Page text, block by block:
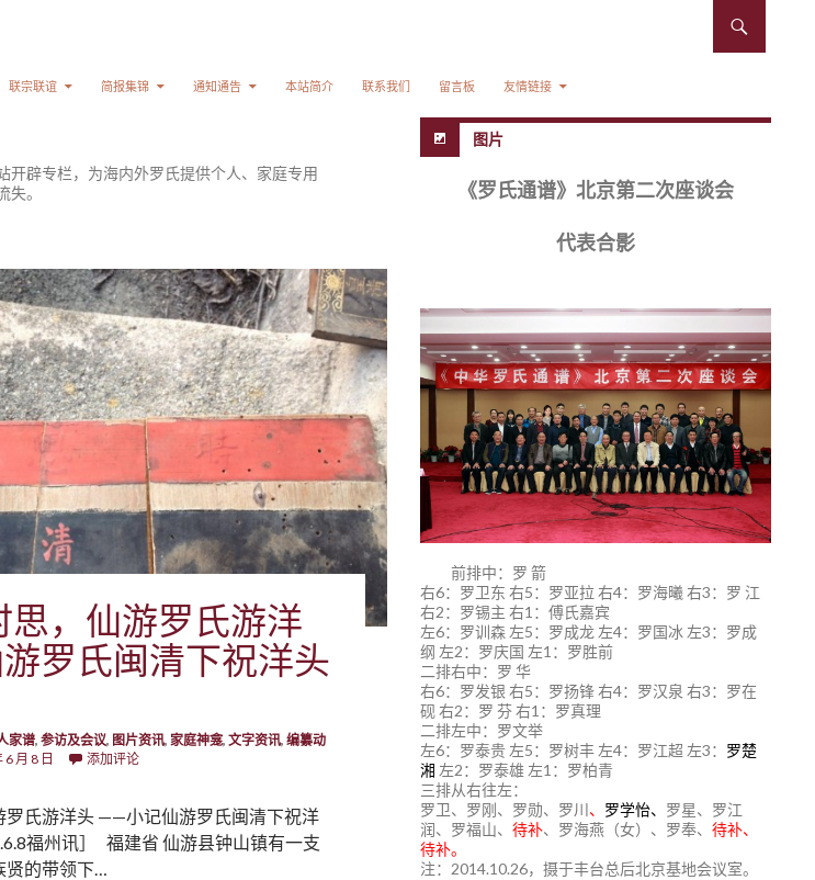
联宗联谊 简报集锦 通知通告 本站简介 联系我们 留言板 友情链接
开辟专栏，为海内外罗氏提供个人、家庭专用
。
思，仙游罗氏游洋
罗氏闽清下祝洋头
家谱, 参访及会议, 图片资讯, 家庭神龛, 文字资讯, 编纂动
月 8 日 添加评论
罗氏游洋头 ——小记仙游罗氏闽清下祝洋
福州讯］ 福建省 仙游县钟山镇有一支
贤的带领下…
图片
《罗氏通谱》北京第二次座谈会
代表合影
前排中：罗 箭
右6：罗卫东 右5：罗亚拉 右4：罗海曦 右3：罗 江
右2：罗锡主 右1：傅氏嘉宾
左6：罗训森 左5：罗成龙 左4：罗国冰 左3：罗成
纲 左2：罗庆国 左1：罗胜前
二排右中：罗 华
右6：罗发银 右5：罗扬锋 右4：罗汉泉 右3：罗在
砚 右2：罗 芬 右1：罗真理
二排左中：罗文举
左6：罗泰贵 左5：罗树丰 左4：罗江超 左3： 罗楚
湘 左2：罗泰雄 左1：罗柏青
三排从右往左：
罗卫、罗刚、罗勋、罗川、 罗学怡、 罗星、罗江
润、罗福山、 待补、罗海燕（女）、罗奉、 待补、
待补。
注：2014.10.26，摄于丰台总后北京基地会议室。